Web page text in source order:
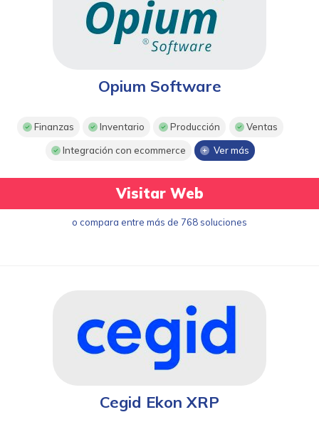
Opium Software
Finanzas Inventario Producción Ventas
Integración con ecommerce Ver más
Visitar Web
o compara entre más de 768 soluciones
Cegid Ekon XRP